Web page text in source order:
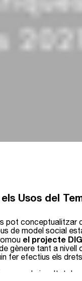
Usos del
pot
de model social
el projecte
gènere tant a
fer efectius els
la igualtat de